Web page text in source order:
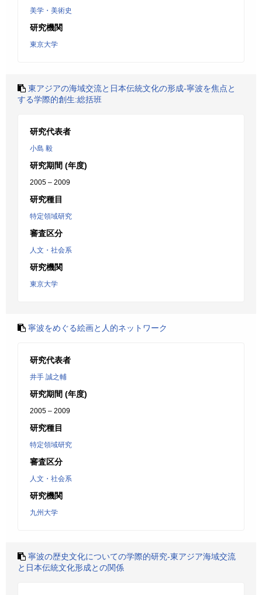
美学・美術史
研究機関
東京大学
東アジアの海域交流と日本伝統文化の形成‐寧波を焦点と
する学際的創生:総括班
研究代表者
小島 毅
研究期間 (年度)
2005 – 2009
研究種目
特定領域研究
審査区分
人文・社会系
研究機関
東京大学
寧波をめぐる絵画と人的ネットワーク
研究代表者
井手 誠之輔
研究期間 (年度)
2005 – 2009
研究種目
特定領域研究
審査区分
人文・社会系
研究機関
九州大学
寧波の歴史文化についての学際的研究-東アジア海域交流
と日本伝統文化形成との関係